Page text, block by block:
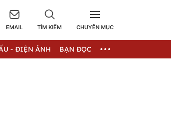
EMAIL TÌM KIẾM CHUYÊN MỤC
- ĐIỆN ẢNH BẠN ĐỌC